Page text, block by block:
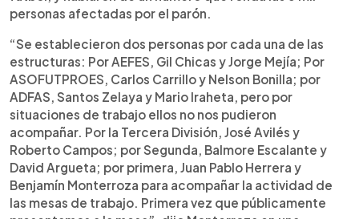
personas afectadas por el parón.
“Se establecieron dos personas por cada una de las
estructuras: Por AEFES, Gil Chicas y Jorge Mejía; Por
ASOFUTPROES, Carlos Carrillo y Nelson Bonilla; por
ADFAS, Santos Zelaya y Mario Iraheta, pero por
situaciones de trabajo ellos no nos pudieron
acompañar. Por la Tercera División, José Avilés y
Roberto Campos; por Segunda, Balmore Escalante y
David Argueta; por primera, Juan Pablo Herrera y
Benjamín Monterroza para acompañar la actividad de
las mesas de trabajo. Primera vez que públicamente